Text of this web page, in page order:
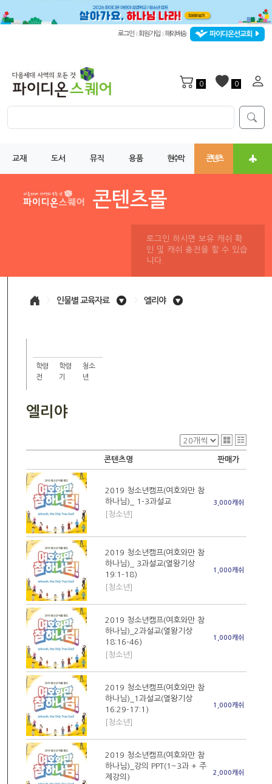
로그인 회원가입 해외배송 파이디온선교회
0 0
교재 도서 뮤직 용품 현수막 콘텐츠
로그인 하시면 보유 캐쉬 확
인 및 캐쉬 충전을 할 수 있습
니다.
인물별 교육자료 엘리야
학령
전
학령
기
청소
년
엘리야
콘텐츠명 판매가
2019 청소년캠프(여호와만 참
하나님)_ 1-3과설교
[청소년]
3,000캐쉬
2019 청소년캠프(여호와만 참
하나님)_ 3과설교(열왕기상
19:1-18)
[청소년]
1,000캐쉬
2019 청소년캠프(여호와만 참
하나님)_2과설교(열왕기상
18:16-46)
[청소년]
1,000캐쉬
2019 청소년캠프(여호와만 참
하나님)_1과설교(열왕기상
16:29-17:1)
[청소년]
1,000캐쉬
2019 청소년캠프(여호와만 참
하나님)_강의 PPT(1~3과 + 주
제강의)
2,000캐쉬